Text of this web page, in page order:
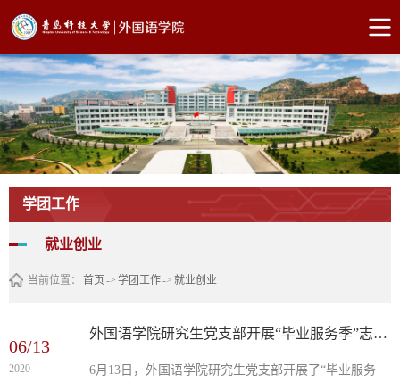
学团工作
就业创业
当前位置： 首页 -> 学团工作-> 就业创业
06/13
2020
外国语学院研究生党支部开展“毕业服务季”志愿服务活动
​6月13日，外国语学院研究生党支部开展了“毕业服务